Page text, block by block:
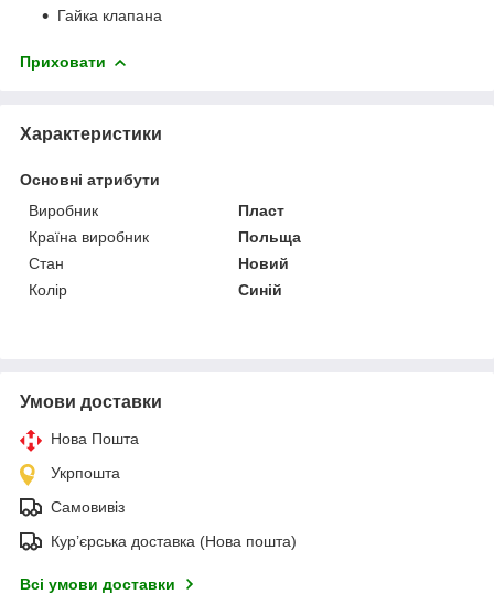
Гайка клапана
Приховати
Характеристики
Основні атрибути
Виробник
Пласт
Країна виробник
Польща
Стан
Новий
Колір
Синій
Умови доставки
Нова Пошта
Укрпошта
Самовивіз
Кур’єрська доставка (Нова пошта)
Всі умови доставки